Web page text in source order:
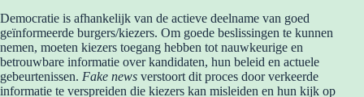
Democratie is afhankelijk van de actieve deelname van goed
geïnformeerde burgers/kiezers. Om goede beslissingen te kunnen
nemen, moeten kiezers toegang hebben tot nauwkeurige en
betrouwbare informatie over kandidaten, hun beleid en actuele
gebeurtenissen. Fake news verstoort dit proces door verkeerde
informatie te verspreiden die kiezers kan misleiden en hun kijk op